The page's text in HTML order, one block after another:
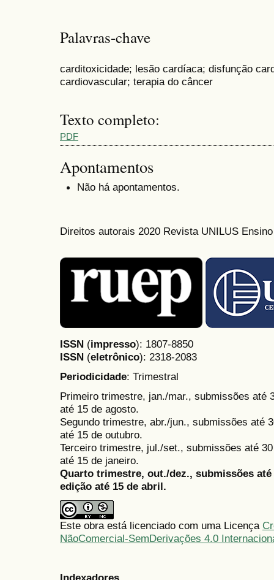
Palavras-chave
carditoxicidade; lesão cardíaca; disfunção
cardiovascular; terapia do câncer
Texto completo:
PDF
Apontamentos
Não há apontamentos.
Direitos autorais 2020 Revista UNILUS
ISSN (impresso): 1807-8850
ISSN (eletrônico): 2318-2083
Periodicidade: Trimestral
Primeiro trimestre, jan./mar., submissões até
até 15 de agosto.
Segundo trimestre, abr./jun., submissões até
até 15 de outubro.
Terceiro trimestre, jul./set., submissões até
até 15 de janeiro.
Quarto trimestre, out./dez., submissões
edição até 15 de abril.
Este obra está licenciado com uma Licença
NãoComercial-SemDerivações 4.0